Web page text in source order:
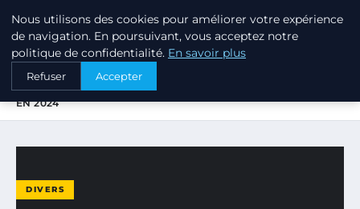
PTIT ANNUAIRE
ACCUEIL
DIVERS
COMMENT OPTIMISER VOTRE RÉFÉRENCEMENT NATUREL
EN 2024
DIVERS
Nous utilisons des cookies pour améliorer votre expérience
de navigation. En poursuivant, vous acceptez notre
politique de confidentialité. En savoir plus
Refuser Accepter